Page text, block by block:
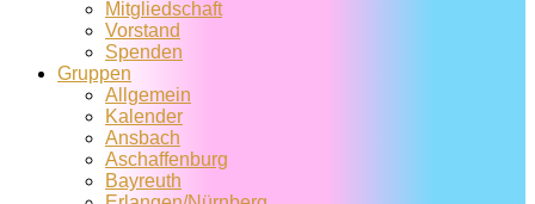
Mitglied­schaft
Vorstand
Spenden
Gruppen
Allgemein
Kalender
Ansbach
Aschaffenburg
Bayreuth